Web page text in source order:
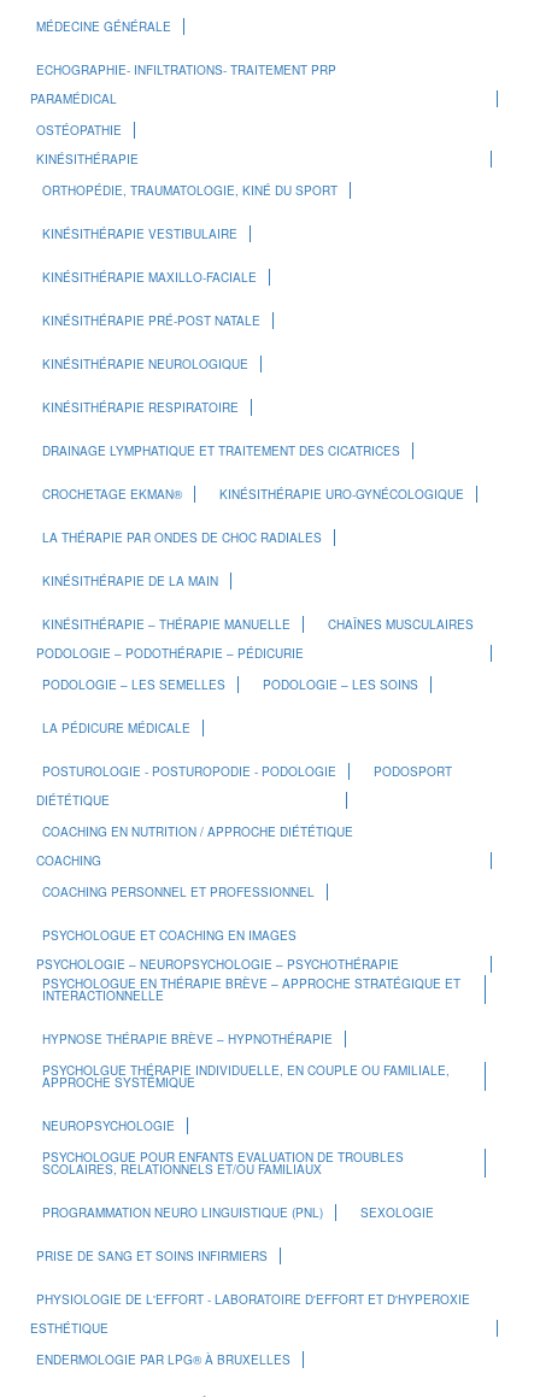
MÉDECINE GÉNÉRALE
ECHOGRAPHIE- INFILTRATIONS- TRAITEMENT PRP
PARAMÉDICAL
OSTÉOPATHIE
KINÉSITHÉRAPIE
ORTHOPÉDIE, TRAUMATOLOGIE, KINÉ DU SPORT
KINÉSITHÉRAPIE VESTIBULAIRE
KINÉSITHÉRAPIE MAXILLO-FACIALE
KINÉSITHÉRAPIE PRÉ-POST NATALE
KINÉSITHÉRAPIE NEUROLOGIQUE
KINÉSITHÉRAPIE RESPIRATOIRE
DRAINAGE LYMPHATIQUE ET TRAITEMENT DES CICATRICES
CROCHETAGE EKMAN® KINÉSITHÉRAPIE URO-GYNÉCOLOGIQUE
LA THÉRAPIE PAR ONDES DE CHOC RADIALES
KINÉSITHÉRAPIE DE LA MAIN
KINÉSITHÉRAPIE – THÉRAPIE MANUELLE
CHAÎNES MUSCULAIRES
PODOLOGIE – PODOTHÉRAPIE – PÉDICURIE
PODOLOGIE – LES SEMELLES
PODOLOGIE – LES SOINS
LA PÉDICURE MÉDICALE
POSTUROLOGIE - POSTUROPODIE - PODOLOGIE
PODOSPORT
DIÉTÉTIQUE
COACHING EN NUTRITION / APPROCHE DIÉTÉTIQUE
COACHING
COACHING PERSONNEL ET PROFESSIONNEL
PSYCHOLOGUE ET COACHING EN IMAGES
PSYCHOLOGIE – NEUROPSYCHOLOGIE – PSYCHOTHÉRAPIE
PSYCHOLOGUE EN THÉRAPIE BRÈVE – APPROCHE STRATÉGIQUE ET
INTERACTIONNELLE
HYPNOSE THÉRAPIE BRÈVE – HYPNOTHÉRAPIE
PSYCHOLGUE THÉRAPIE INDIVIDUELLE, EN COUPLE OU FAMILIALE,
APPROCHE SYSTÉMIQUE
NEUROPSYCHOLOGIE
PSYCHOLOGUE POUR ENFANTS EVALUATION DE TROUBLES
SCOLAIRES, RELATIONNELS ET/OU FAMILIAUX
PROGRAMMATION NEURO LINGUISTIQUE (PNL) SEXOLOGIE
PRISE DE SANG ET SOINS INFIRMIERS
PHYSIOLOGIE DE L'EFFORT - LABORATOIRE D'EFFORT ET D'HYPEROXIE
ESTHÉTIQUE
ENDERMOLOGIE PAR LPG® À BRUXELLES